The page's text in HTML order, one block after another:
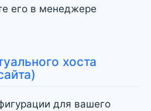
его в менеджере
хоста
для вашего